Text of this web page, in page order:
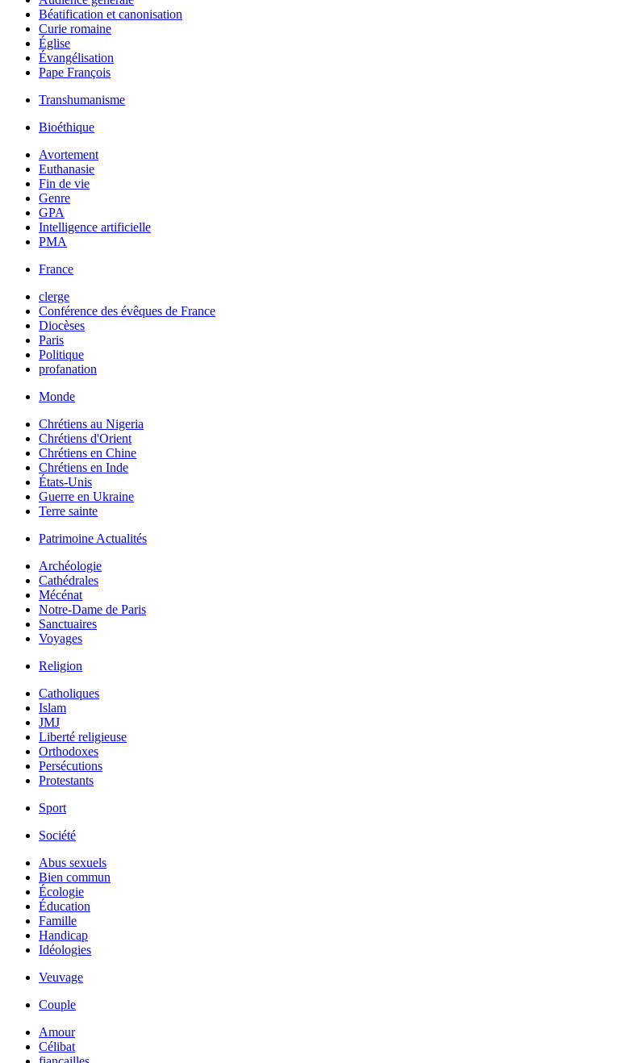
Béatification et canonisation
Curie romaine
Église
Évangélisation
Pape François
Transhumanisme
Bioéthique
Avortement
Euthanasie
Fin de vie
Genre
GPA
Intelligence artificielle
PMA
France
clerge
Conférence des évêques de France
Diocèses
Paris
Politique
profanation
Monde
Chrétiens au Nigeria
Chrétiens d'Orient
Chrétiens en Chine
Chrétiens en Inde
États-Unis
Guerre en Ukraine
Terre sainte
Patrimoine Actualités
Archéologie
Cathédrales
Mécénat
Notre-Dame de Paris
Sanctuaires
Voyages
Religion
Catholiques
Islam
JMJ
Liberté religieuse
Orthodoxes
Persécutions
Protestants
Sport
Société
Abus sexuels
Bien commun
Écologie
Éducation
Famille
Handicap
Idéologies
Veuvage
Couple
Amour
Célibat